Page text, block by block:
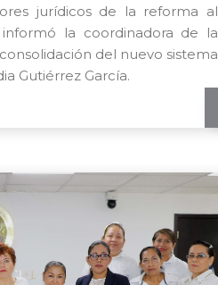
jurídicos de la reforma al
la coordinadora de la
del nuevo sistema
Gutiérrez García.